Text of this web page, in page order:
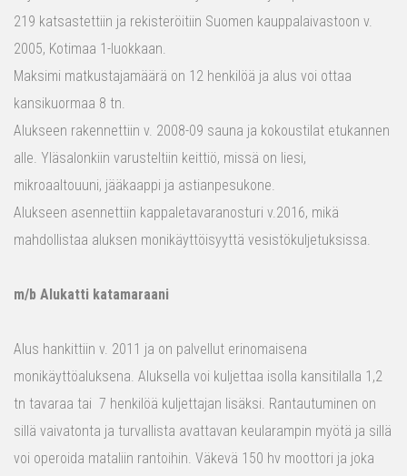
219 katsastettiin ja rekisteröitiin Suomen kauppalaivastoon v.
2005, Kotimaa 1-luokkaan.
Maksimi matkustajamäärä on 12 henkilöä ja alus voi ottaa
kansikuormaa 8 tn.
Alukseen rakennettiin v. 2008-09 sauna ja kokoustilat etukannen
alle. Yläsalonkiin varusteltiin keittiö, missä on liesi,
mikroaaltouuni, jääkaappi ja astianpesukone.
Alukseen asennettiin kappaletavaranosturi v.2016, mikä
mahdollistaa aluksen monikäyttöisyyttä vesistökuljetuksissa.
m/b Alukatti katamaraani
Alus hankittiin v. 2011 ja on palvellut erinomaisena
monikäyttöaluksena. Aluksella voi kuljettaa isolla kansitilalla 1,2
tn tavaraa tai 7 henkilöä kuljettajan lisäksi. Rantautuminen on
sillä vaivatonta ja turvallista avattavan keularampin myötä ja sillä
voi operoida mataliin rantoihin. Väkevä 150 hv moottori ja joka